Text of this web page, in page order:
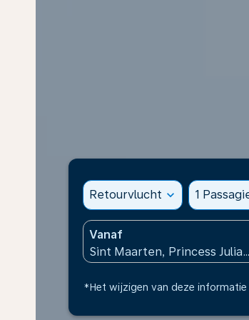
Retourvlucht expand_more 1
Vanaf
*Het wijzigen van deze